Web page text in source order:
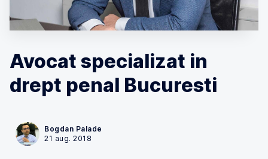
Avocat specializat in
drept penal Bucuresti
Bogdan Palade
21 aug. 2018